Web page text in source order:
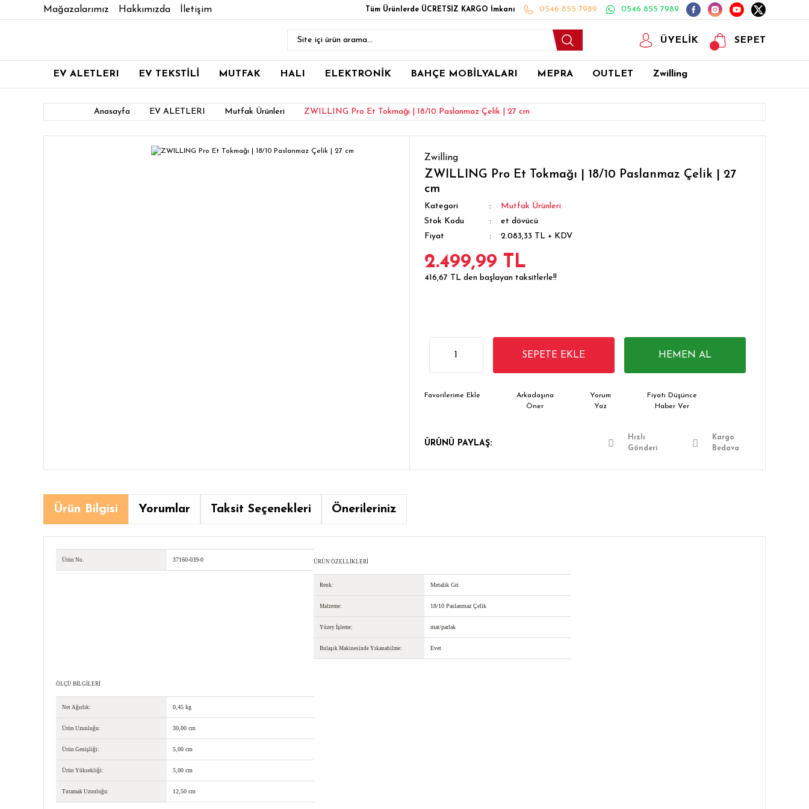
Mağazalarımız Hakkımızda İletişim Tüm Ürünlerde ÜCRETSİZ KARGO İmkanı 0546 855 7989 0546 855 7989
ÜYELİK SEPET
EV ALETLERI EV TEKSTİLİ MUTFAK HALI ELEKTRONİK BAHÇE MOBİLYALARI MEPRA OUTLET Zwilling
Anasayfa EV ALETLERI Mutfak Ürünleri ZWILLING Pro Et Tokmağı | 18/10 Paslanmaz Çelik | 27 cm
Zwilling
ZWILLING Pro Et Tokmağı | 18/10 Paslanmaz Çelik | 27
cm
Kategori
Mutfak Ürünleri
Stok Kodu
et dövücü
Fiyat
2.083,33 TL + KDV
2.499,99 TL
416,67 TL den başlayan taksitlerle!!
SEPETE EKLE HEMEN AL
Arkadaşına
Öner
Yorum
Yaz
Fiyatı Düşünce
Haber Ver
ÜRÜNÜ PAYLAŞ:
Hızlı
Gönderi
Kargo
Bedava
Ürün Bilgisi Yorumlar Taksit Seçenekleri Önerileriniz
Ürün No. 37160-039-0 ÜRÜN ÖZELLIKLERI
Renk: Metalik Gri
Malzeme: 18/10 Paslanmaz Çelik
Yüzey İşleme: mat/parlak
Bulaşık Makinesinde Yıkanabilme: Evet
ÖLÇÜ BILGILERI
Net Ağırlık: 0,45 kg
Ürün Uzunluğu: 30,00 cm
Ürün Genişliği: 5,00 cm
Ürün Yüksekliği: 5,00 cm
Tutamak Uzunluğu: 12,50 cm